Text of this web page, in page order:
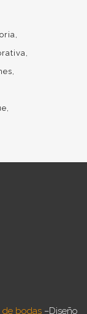
de bodas –Diseño